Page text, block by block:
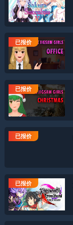
已报价
已报价
已报价
已报价